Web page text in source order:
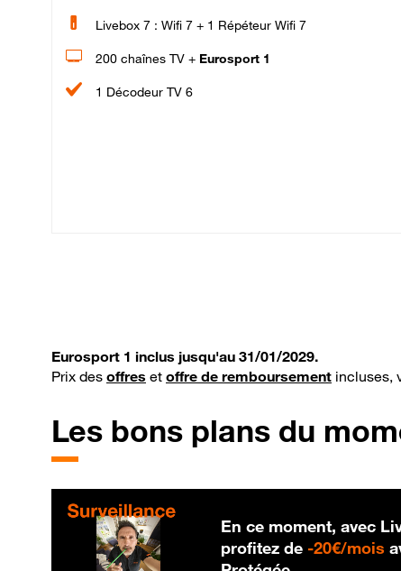
Livebox 7 : Wifi 7 + 1 Répéteur Wifi 7
200 chaînes TV + Eurosport 1
1 Décodeur TV 6
Eurosport 1 inclus jusqu'au 31/01/2029.
Prix des offres et offre de remboursement incluses,
Les bons plans du
En ce moment, avec
profitez de -20€/mois